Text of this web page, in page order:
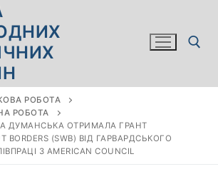
Пошук:
РОБОТА
РОБОТА
ДУМАНСЬКА ОТРИМАЛА ГРАНТ
BORDERS (SWB) ВІД ГАРВАРДСЬКОГО
З AMERICAN COUNCIL